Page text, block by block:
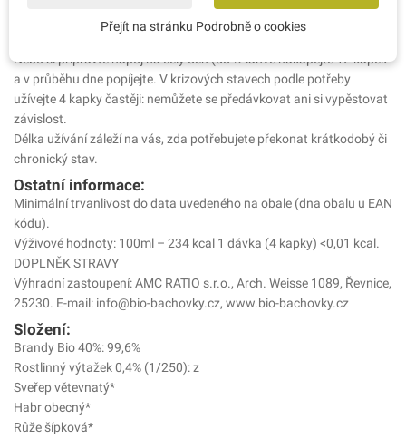
Návod k užívání:
Nebo si připravte nápoj na celý den (do ½ lahve nakapejte 12 kapek
a v průběhu dne popíjejte. V krizových stavech podle potřeby
užívejte 4 kapky častěji: nemůžete se předávkovat ani si vypěstovat
závislost.
Délka užívání záleží na vás, zda potřebujete překonat krátkodobý či
chronický stav.
Ostatní informace:
Minimální trvanlivost do data uvedeného na obale (dna obalu u EAN
kódu).
Výživové hodnoty: 100ml – 234 kcal 1 dávka (4 kapky) <0,01 kcal.
DOPLNĚK STRAVY
Výhradní zastoupení: AMC RATIO s.r.o., Arch. Weisse 1089, Řevnice,
25230. E-mail: info@bio-bachovky.cz, www.bio-bachovky.cz
Složení:
Brandy Bio 40%: 99,6%
Rostlinný výtažek 0,4% (1/250): z
Sveřep větevnatý*
Habr obecný*
Růže šípková*
Přejít na stránku Podrobně o cookies